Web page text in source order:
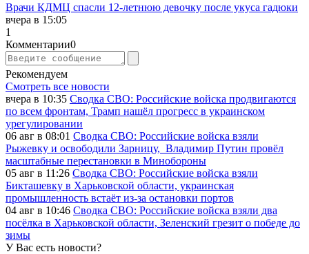
Врачи КДМЦ спасли 12-летнюю девочку после укуса гадюки
вчера в 15:05
1
Комментарии0
Рекомендуем
Смотреть все новости
вчера в 10:35 Сводка СВО: Российские войска продвигаются
по всем фронтам, Трамп нашёл прогресс в украинском
урегулировании
06 авг в 08:01 Сводка СВО: Российские войска взяли
Рыжевку и освободили Зарницу, Владимир Путин провёл
масштабные перестановки в Минобороны
05 авг в 11:26 Сводка СВО: Российские войска взяли
Бикташевку в Харьковской области, украинская
промышленность встаёт из-за остановки портов
04 авг в 10:46 Сводка СВО: Российские войска взяли два
посёлка в Харьковской области, Зеленский грезит о победе до
зимы
У Вас есть новости?